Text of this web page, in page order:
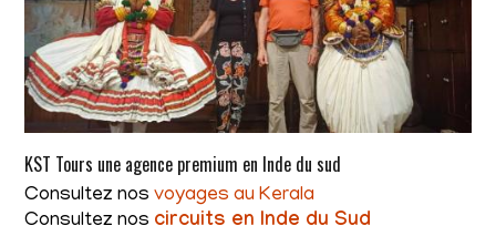
KST Tours une agence premium en Inde du sud
Consultez nosvoyages au Kerala
Consultez nos circuits en Inde du Sud